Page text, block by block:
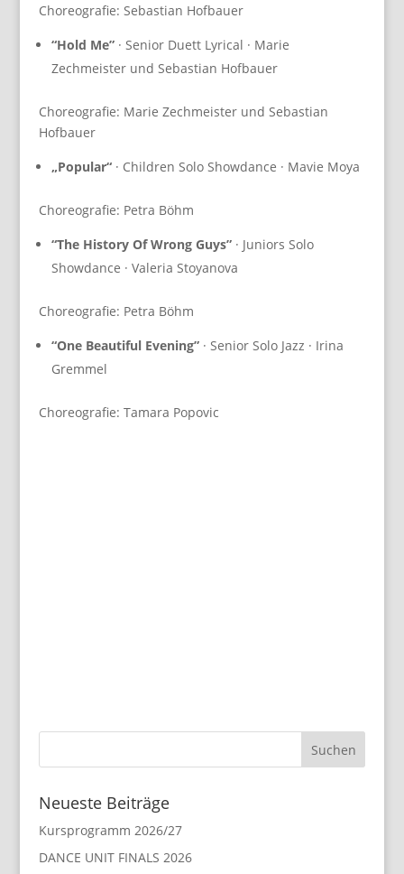
Choreografie: Sebastian Hofbauer
“Hold Me”· Senior Duett Lyrical · Marie
Zechmeister und Sebastian Hofbauer
Choreografie: Marie Zechmeister und Sebastian
Hofbauer
„Popular“· Children Solo Showdance · Mavie Moya
Choreografie: Petra Böhm
“The History Of Wrong Guys”· Juniors Solo
Showdance · Valeria Stoyanova
Choreografie: Petra Böhm
“One Beautiful Evening”· Senior Solo Jazz · Irina
Gremmel
Choreografie: Tamara Popovic
Neueste Beiträge
Kursprogramm 2026/27
DANCE UNIT FINALS 2026